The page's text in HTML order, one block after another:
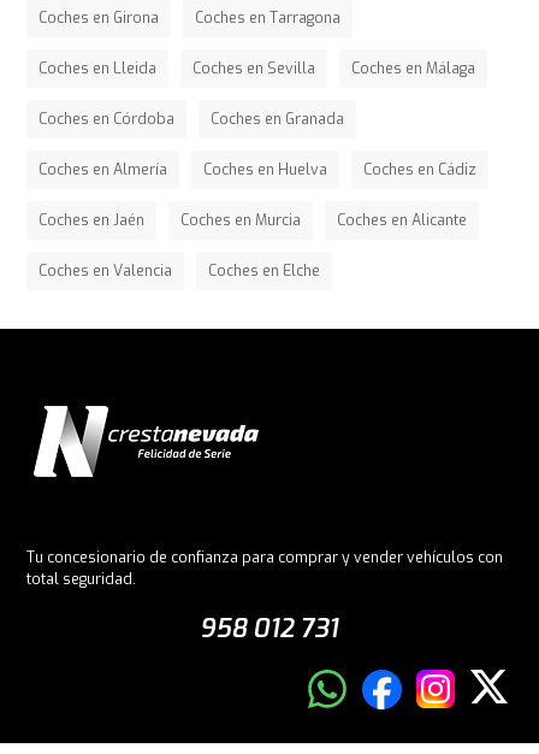
Coches en Girona Coches en Tarragona
Coches en Lleida Coches en Sevilla Coches en Málaga
Coches en Córdoba Coches en Granada
Coches en Almería Coches en Huelva Coches en Cádiz
Coches en Jaén Coches en Murcia Coches en Alicante
Coches en Valencia Coches en Elche
Tu concesionario de confianza para comprar y vender vehículos con
total seguridad.
958 012 731